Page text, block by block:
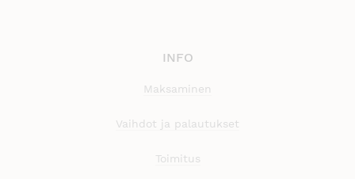
INFO
Maksaminen
Vaihdot ja palautukset
Toimitus